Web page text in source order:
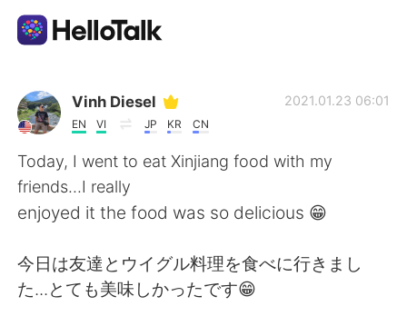
Dil Değişimi Uygulaması
AI Grammar Checker
Türkçe
English 简体中文
Vinh Diesel
EN VI JP KR CN
2021.01.23 06:01
Today, I went to eat Xinjiang food with my
friends...I really
enjoyed it the food was so delicious 😁
今日は友達とウイグル料理を食べに行きまし
た...とても美味しかったです😁